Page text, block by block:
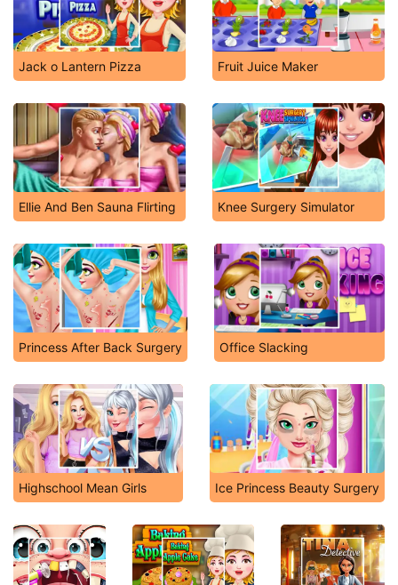
Jack o Lantern Pizza Fruit Juice Maker
Ellie And Ben Sauna Flirting Knee Surgery Simulator
Princess After Back Surgery Office Slacking
Highschool Mean Girls Ice Princess Beauty Surgery